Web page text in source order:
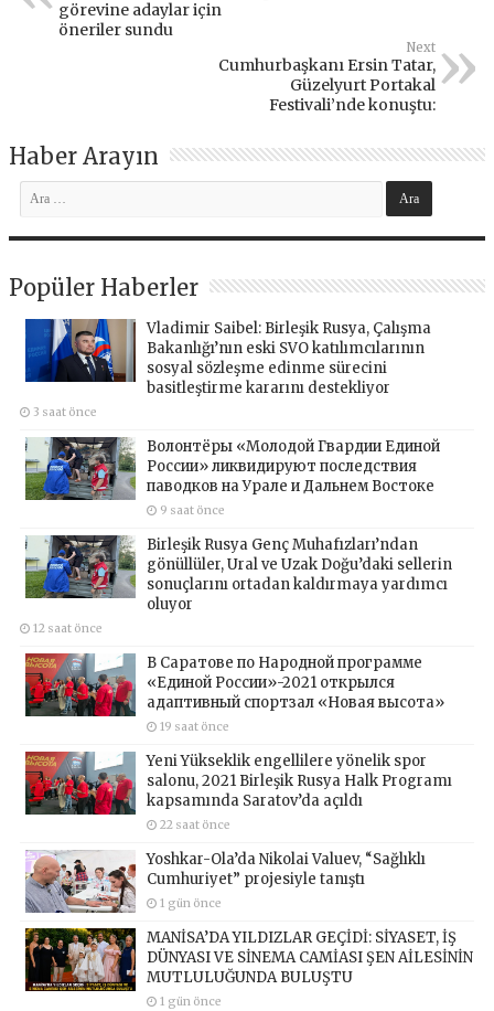
görevine adaylar için
öneriler sundu
Next
Cumhurbaşkanı Ersin Tatar,
Güzelyurt Portakal
Festivali’nde konuştu:
Haber Arayın
Popüler Haberler
Vladimir Saibel: Birleşik Rusya, Çalışma
Bakanlığı’nın eski SVO katılımcılarının
sosyal sözleşme edinme sürecini
basitleştirme kararını destekliyor
3 saat önce
Волонтёры «Молодой Гвардии Единой
России» ликвидируют последствия
паводков на Урале и Дальнем Востоке
9 saat önce
Birleşik Rusya Genç Muhafızları’ndan
gönüllüler, Ural ve Uzak Doğu’daki sellerin
sonuçlarını ortadan kaldırmaya yardımcı
oluyor
12 saat önce
В Саратове по Народной программе
«Единой России»-2021 открылся
адаптивный спортзал «Новая высота»
19 saat önce
Yeni Yükseklik engellilere yönelik spor
salonu, 2021 Birleşik Rusya Halk Programı
kapsamında Saratov’da açıldı
22 saat önce
Yoshkar-Ola’da Nikolai Valuev, “Sağlıklı
Cumhuriyet” projesiyle tanıştı
1 gün önce
MANİSA’DA YILDIZLAR GEÇİDİ: SİYASET, İŞ
DÜNYASI VE SİNEMA CAMİASI ŞEN AİLESİNİN
MUTLULUĞUNDA BULUŞTU
1 gün önce